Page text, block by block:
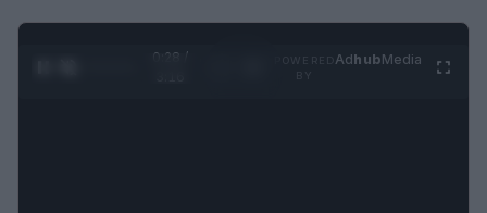
0:29 /
AdhubMedia